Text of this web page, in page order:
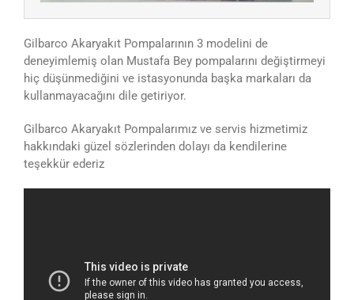
Gilbarco Akaryakıt Pompalarının 3 modelini de
deneyimlemiş olan Mustafa Bey pompalarını değiştirmeyi
hiç düşünmediğini ve istasyonunda başka markaları da
kullanmayacağını dile getiriyor.
Gilbarco Akaryakıt Pompalarımız ve servis hizmetimiz
hakkındaki güzel sözlerinden dolayı da kendilerine
teşekkür ederiz